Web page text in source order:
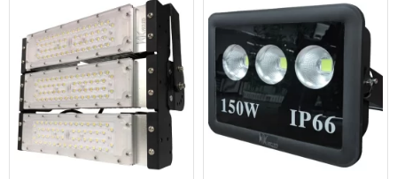
này
có
nhiều
biến
thể.
Các
tùy
chọn
này
có
nhiều
biến
Các
tùy
chọn